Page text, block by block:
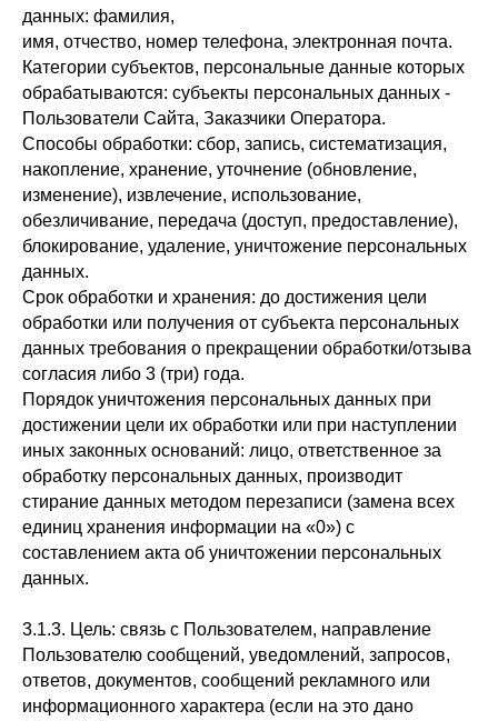
данных: фамилия,
имя, отчество, номер телефона, электронная почта.
Категории субъектов, персональные данные которых
обрабатываются: субъекты персональных данных -
Пользователи Сайта, Заказчики Оператора.
Способы обработки: сбор, запись, систематизация,
накопление, хранение, уточнение (обновление,
изменение), извлечение, использование,
обезличивание, передача (доступ, предоставление),
блокирование, удаление, уничтожение персональных
данных.
Срок обработки и хранения: до достижения цели
обработки или получения от субъекта персональных
данных требования о прекращении обработки/отзыва
согласия либо 3 (три) года.
Порядок уничтожения персональных данных при
достижении цели их обработки или при наступлении
иных законных оснований: лицо, ответственное за
обработку персональных данных, производит
стирание данных методом перезаписи (замена всех
единиц хранения информации на «0») с
составлением акта об уничтожении персональных
данных.
3.1.3. Цель: связь с Пользователем, направление
Пользователю сообщений, уведомлений, запросов,
ответов, документов, сообщений рекламного или
информационного характера (если на это дано